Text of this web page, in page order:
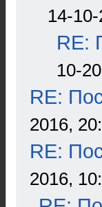
14-
RE:
10-
RE:
2016,
RE:
2016,